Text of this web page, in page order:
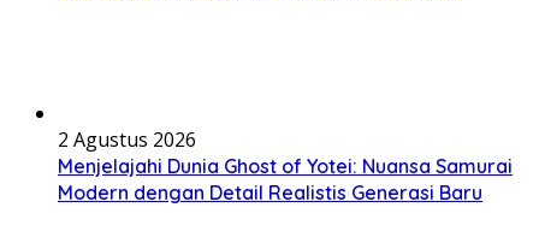
2 Agustus 2026
Menjelajahi Dunia Ghost of Yotei: Nuansa Samurai
Modern dengan Detail Realistis Generasi Baru